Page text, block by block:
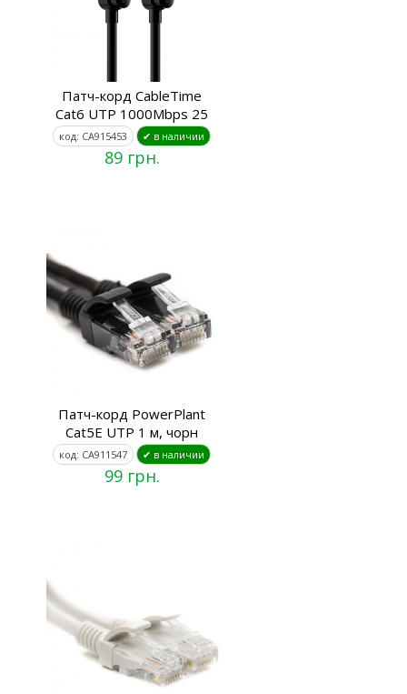
Патч-корд CableTime
Cat6 UTP 1000Mbps 25
код: CA915453 ✔ в наличии
89 грн.
Патч-корд PowerPlant
Cat5E UTP 1 м, чорн
код: CA911547 ✔ в наличии
99 грн.